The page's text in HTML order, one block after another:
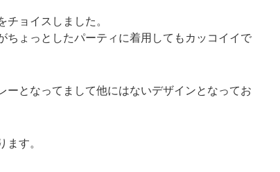
ョイスしました。
ょっとしたパーティに着用してもカッコイイで
となってまして他にはないデザインとなってお
す。